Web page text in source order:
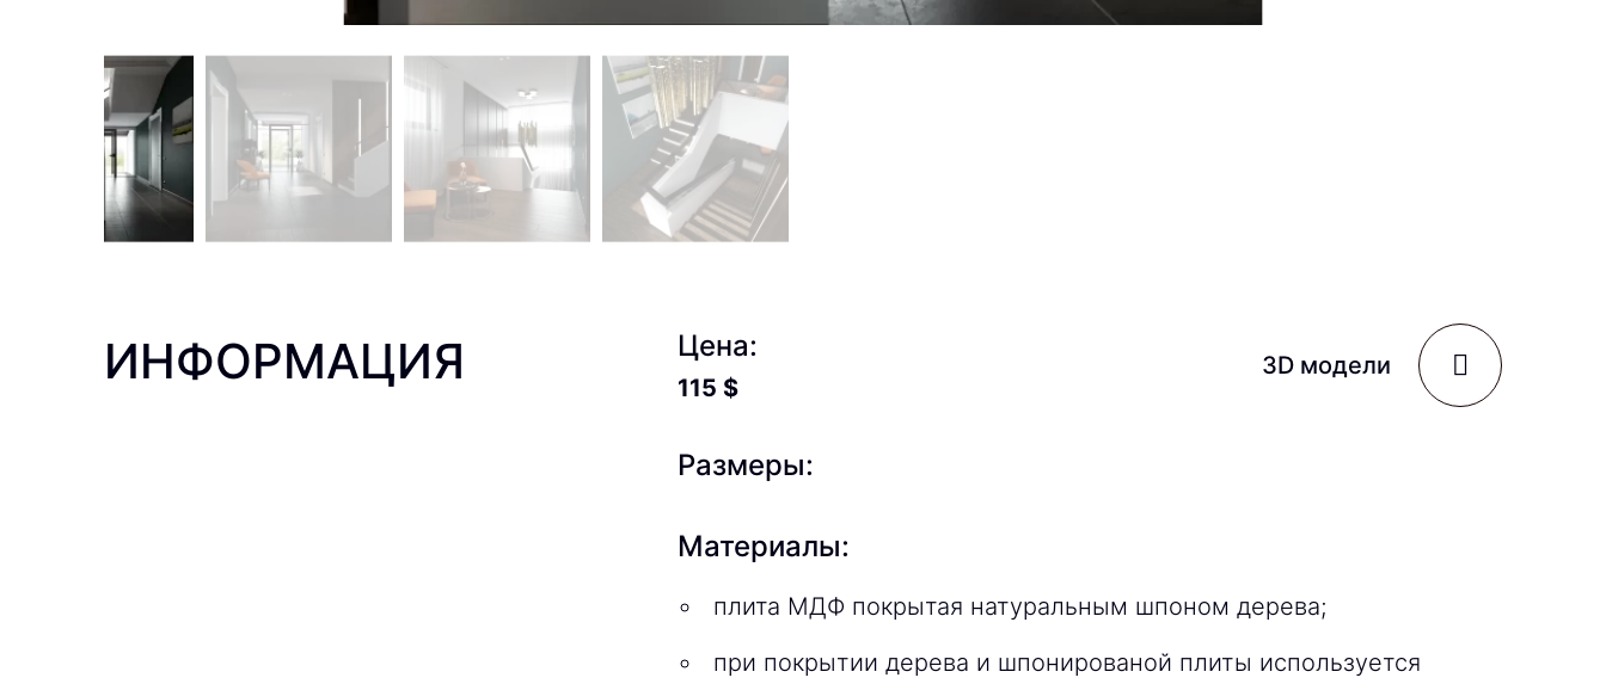
ИНФОРМАЦИЯ 3D модели
Цена:
115 $
Размеры:
Материалы:
плита МДФ покрытая натуральным шпоном дерева;
при покрытии дерева и шпонированой плиты используется